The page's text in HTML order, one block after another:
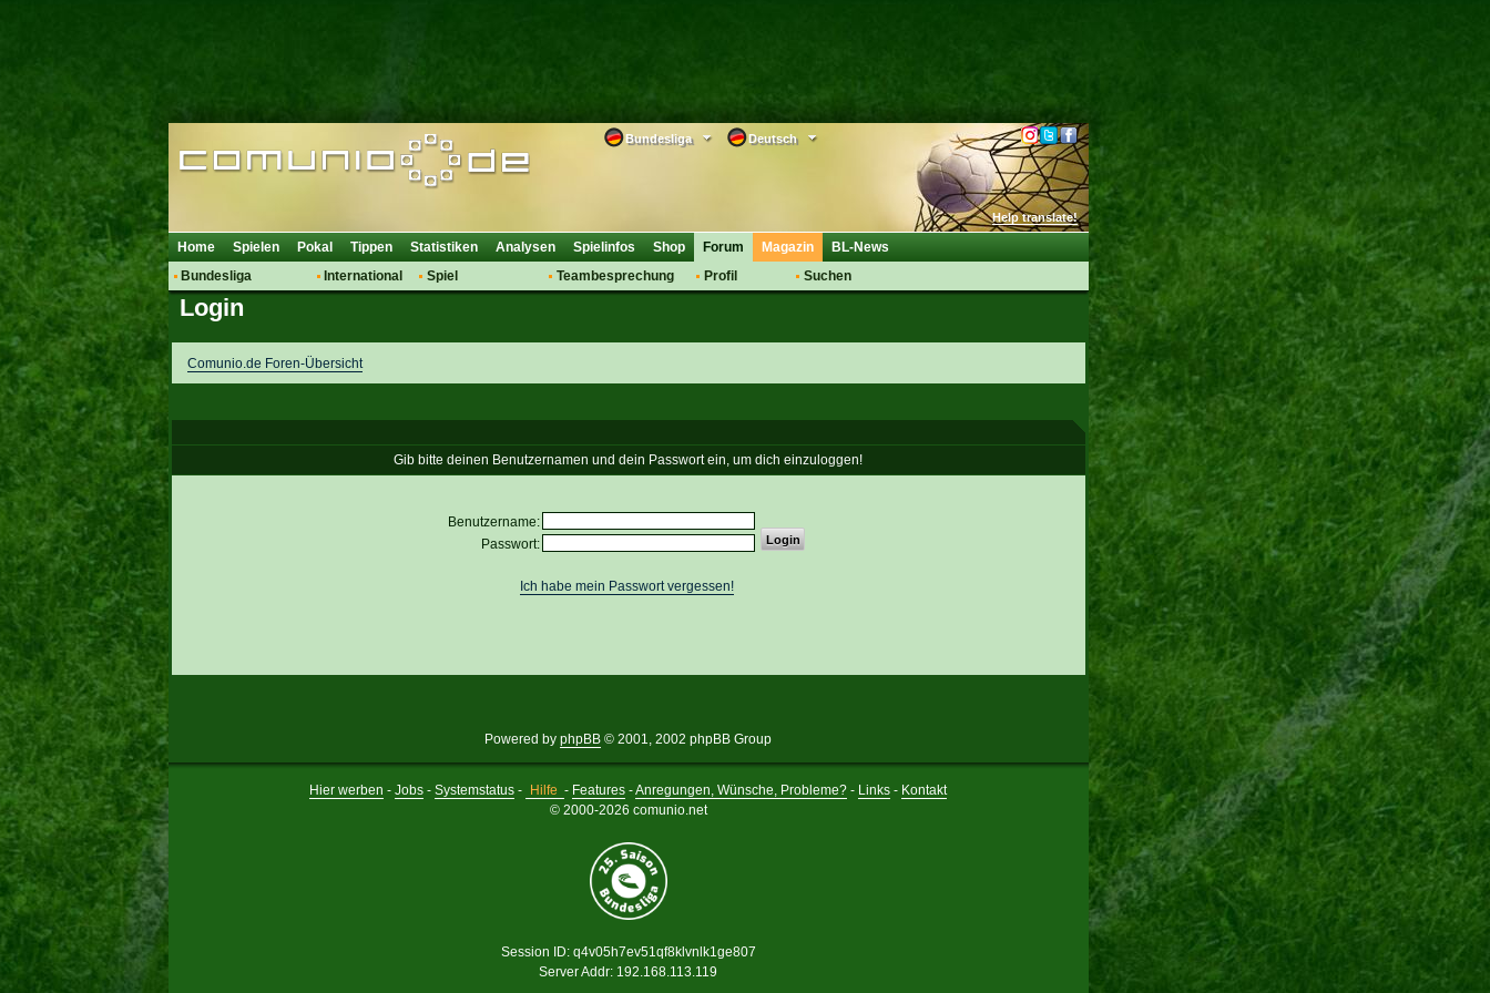
Deutsch
Bundesliga
Help translate!
Home Spielen Pokal Tippen Statistiken Analysen Spielinfos Shop
Forum
Bundesliga
Hot News
Spielanalyse
Vereinsdiskussion
International
Spiel
Teambesprechung
Saisonübergang
Profil
Suchen
Magazin BL-News
Login
Comunio.de Foren-Übersicht
Gib bitte deinen Benutzernamen und dein Passwort ein, um dich einzuloggen!
Benutzername:
Passwort:
Ich habe mein Passwort vergessen!
Powered by phpBB © 2001, 2002 phpBB Group
Hier werben - Jobs- Systemstatus- Hilfe - Features -Anregungen, Wünsche, Probleme? - Links - Kontakt
© 2000-2026 comunio.net
Session ID: q4v05h7ev51qf8klvnlk1ge807
Server Addr: 192.168.113.119